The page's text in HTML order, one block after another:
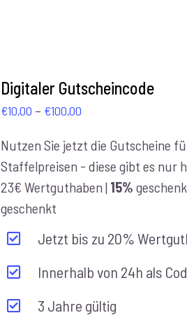
Digitaler Gutscheincode
€10,00 – €100,00
bis
€100,00
Nutzen Sie jetzt die Gutscheine
Staffelpreisen - diese gibt es nur
23€ Wertguthaben | 15%
geschenkt
Jetzt bis zu 20%
Innerhalb von 24h als
3 Jahre gültig